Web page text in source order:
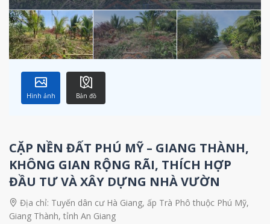
Hình ảnh Bản đồ
CẶP NỀN ĐẤT PHÚ MỸ – GIANG THÀNH,
KHÔNG GIAN RỘNG RÃI, THÍCH HỢP
ĐẦU TƯ VÀ XÂY DỰNG NHÀ VƯỜN
Địa chỉ: Tuyến dân cư Hà Giang, ấp Trà Phô thuộc Phú Mỹ,
Giang Thành, tỉnh An Giang